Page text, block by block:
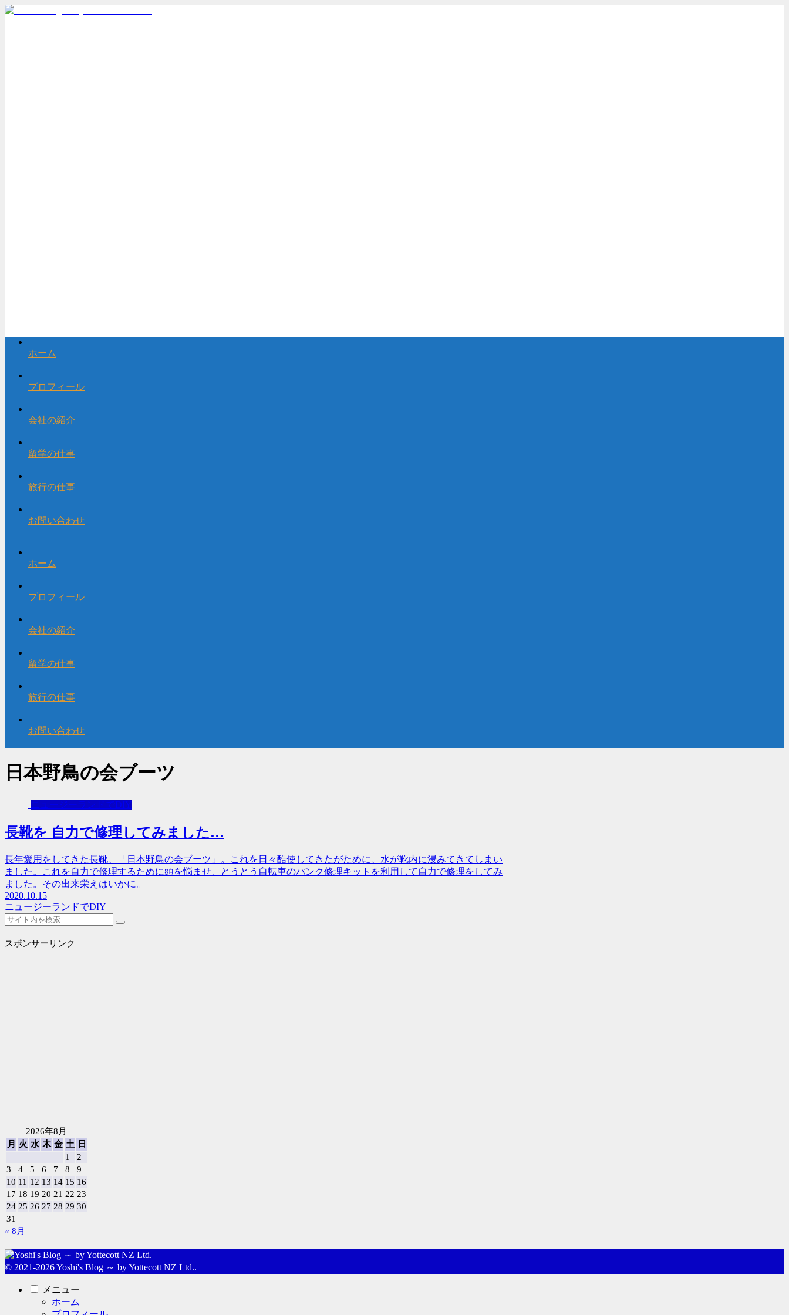
ホーム
プロフィール
会社の紹介
留学の仕事
旅行の仕事
お問い合わせ
ホーム
プロフィール
会社の紹介
留学の仕事
旅行の仕事
お問い合わせ
日本野鳥の会ブーツ
ニュージーランドでDIY
長靴を 自力で修理してみました…
長年愛用をしてきた長靴、「日本野鳥の会ブーツ」。これを日々酷使してきたがために、水が靴内に浸みてきてしまい
ました。これを自力で修理するために頭を悩ませ、とうとう自転車のパンク修理キットを利用して自力で修理をしてみ
ました。その出来栄えはいかに。
2020.10.15
ニュージーランドでDIY
スポンサーリンク
2026年8月
月
火 水 木 金 土
日
1
2
3
4 5 6 7 8
9
10 11 12 13 14 15 16
17 18 19 20 21 22 23
24 25 26 27 28 29 30
31
« 8月
© 2021-2026 Yoshi's Blog ～ by Yottecott NZ Ltd..
メニュー
ホーム